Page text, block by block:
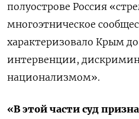
полуострове Россия
многоэтническое
характеризовало Крым
интервенции,
национализмом».
«В этой части суд